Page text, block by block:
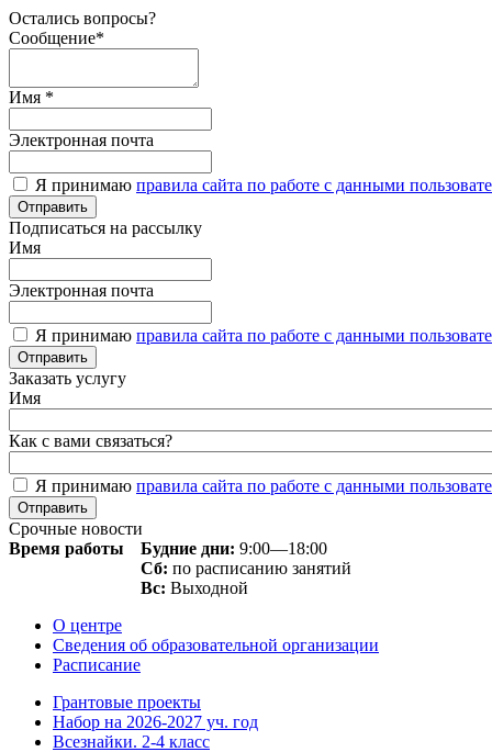
Остались вопросы?
Сообщение*
Имя *
Электронная почта
Я принимаю правила сайта по работе с данными
Подписаться на рассылку
Имя
Электронная почта
Я принимаю правила сайта по работе с данными
Заказать услугу
Имя
Как с вами связаться?
Я принимаю правила сайта по работе с данными
Срочные новости
Время работы
Будние дни: 9:00—18:00
Сб: по расписанию занятий
Вс: Выходной
О центре
Сведения об образовательной организации
Расписание
Грантовые проекты
Набор на 2026-2027 уч. год
Всезнайки. 2-4 класс